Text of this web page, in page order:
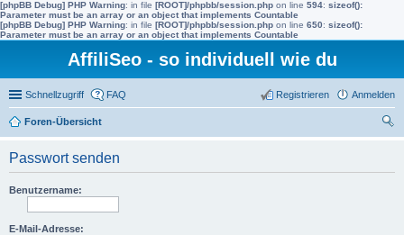
[phpBB Debug] PHP Warning: in file [ROOT]/phpbb/session.php on line 594: sizeof():
Parameter must be an array or an object that implements Countable
[phpBB Debug] PHP Warning: in file [ROOT]/phpbb/session.php on line 650: sizeof():
Parameter must be an array or an object that implements Countable
AffiliSeo - so individuell wie du
Schnellzugriff FAQ Anmelden
Registrieren
Foren-Übersicht
Passwort senden
Benutzername:
E-Mail-Adresse: